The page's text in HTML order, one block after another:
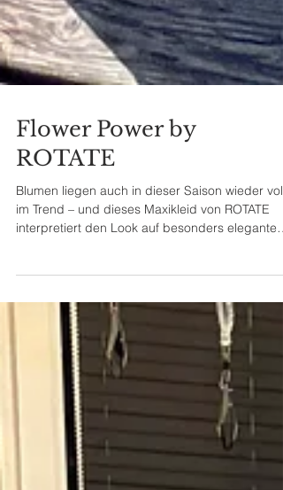
Flower Power by
ROTATE
Blumen liegen auch in dieser Saison wieder voll
gearbeitete 3D-Blumenapplikationen und macht
die Robe zu einem echten Statement-Piece. Die
trägerlose Fit-and-Flare-Silhouette zaubert eine
feminine Linie und setzt Schultern sowie
gekonnt in Szene. Für optimalen Halt sorgt ein
eingearbeitetes Bustier mit Hakenverschluss,
während